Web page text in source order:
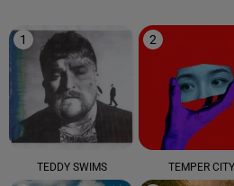
1
TEDDY SWIMS
2
TEMPER CITY